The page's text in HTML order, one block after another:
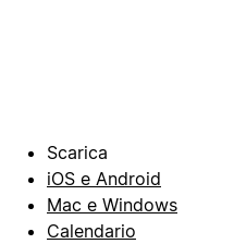
Scarica
iOS e Android
Mac e Windows
Calendario